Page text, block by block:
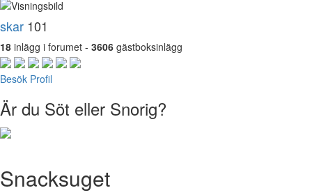
skar 101
18 inlägg i forumet - 3606 gästboksinlägg
Besök Profil
Är du Söt eller Snorig?
Snacksuget